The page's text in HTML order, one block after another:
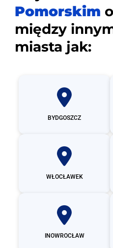
Pomorskim
między
miasta jak:
BYDGOSZCZ
WŁOCŁAWEK
INOWROCŁAW